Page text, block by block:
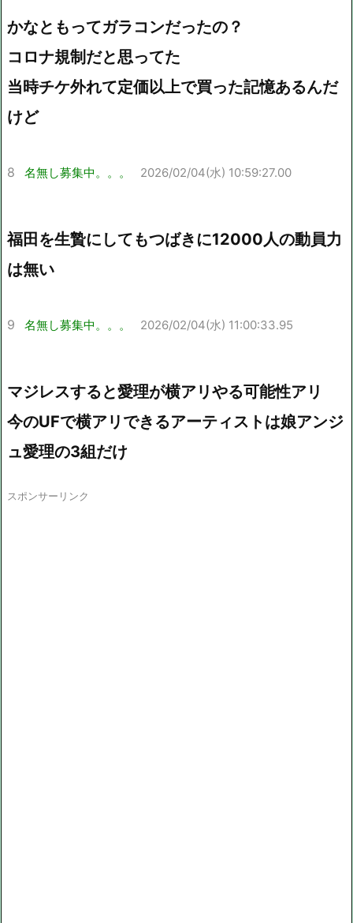
かなともってガラコンだったの？
コロナ規制だと思ってた
当時チケ外れて定価以上で買った記憶あるんだ
けど
8 名無し募集中。。。 2026/02/04(水) 10:59:27.00
福田を生贄にしてもつばきに12000人の動員力
は無い
9 名無し募集中。。。 2026/02/04(水) 11:00:33.95
マジレスすると愛理が横アリやる可能性アリ
今のUFで横アリできるアーティストは娘アンジ
ュ愛理の3組だけ
スポンサーリンク